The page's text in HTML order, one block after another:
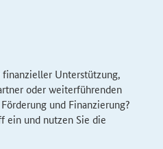
finanzieller Unterstützung,
oder weiterführenden
und Finanzierung?
ein und nutzen Sie die